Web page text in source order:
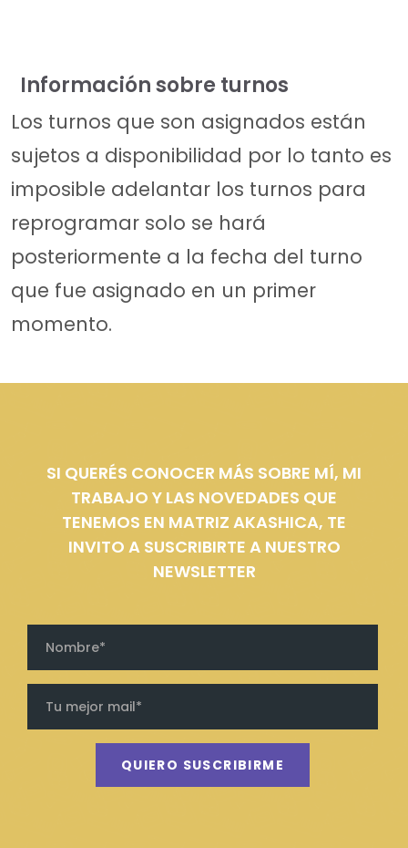
Información sobre turnos
Los turnos que son asignados están
sujetos a disponibilidad por lo tanto es
imposible adelantar los turnos para
reprogramar solo se hará
posteriormente a la fecha del turno
que fue asignado en un primer
momento.
SI QUERÉS CONOCER MÁS SOBRE MÍ, MI
TRABAJO Y LAS NOVEDADES QUE
TENEMOS EN MATRIZ AKASHICA, TE
INVITO A SUSCRIBIRTE A NUESTRO
NEWSLETTER
QUIERO SUSCRIBIRME